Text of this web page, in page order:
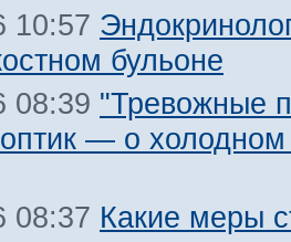
10:57
бульоне
08:39 "Тревожные
— о холодном
08:37 Какие меры